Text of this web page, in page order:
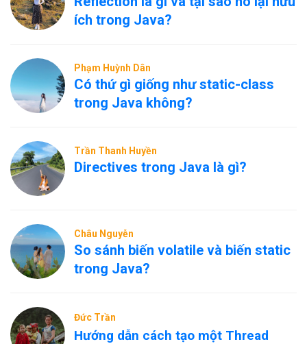
ích trong Java?
Phạm Huỳnh Dân
Có thứ gì giống như static-class
trong Java không?
Trần Thanh Huyền
Directives trong Java là gì?
Châu Nguyễn
So sánh biến volatile và biến static
trong Java?
Đức Trần
Hướng dẫn cách tạo một Thread